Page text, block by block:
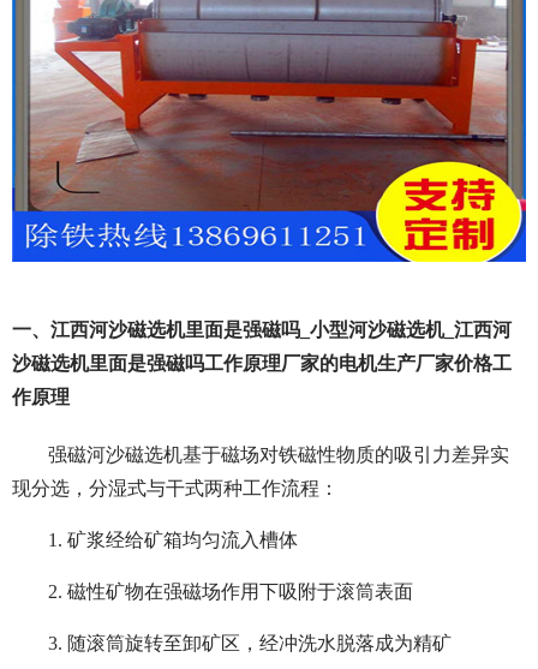
一、江西河沙磁选机里面是强磁吗_小型河沙磁选机_江西河
沙磁选机里面是强磁吗工作原理厂家的电机生产厂家价格工
作原理
强磁河沙磁选机基于磁场对铁磁性物质的吸引力差异实
现分选，分湿式与干式两种工作流程：
1. 矿浆经给矿箱均匀流入槽体
2. 磁性矿物在强磁场作用下吸附于滚筒表面
3. 随滚筒旋转至卸矿区，经冲洗水脱落成为精矿